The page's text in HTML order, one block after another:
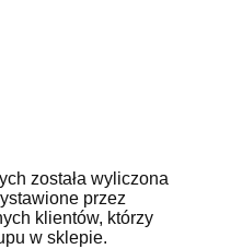
została wyliczona
przez
klientów, którzy
w sklepie.